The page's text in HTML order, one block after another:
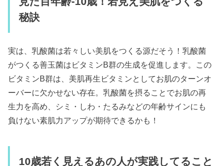
秘訣
実は、乳酸菌は若々しい美肌をつくる源だそう！乳酸菌
がつくる善玉菌はビタミンB群の生成を促進します。この
ビタミンB群は、美肌再生ビタミンとしてお肌のターンオ
ーバーに欠かせない存在。乳酸菌を摂ることでお肌の再
生力を高め、シミ・しわ・たるみなどの年齢サインにも
負けない素肌力アップが期待できるかも！
10歳若く見えるあの人が実践してること